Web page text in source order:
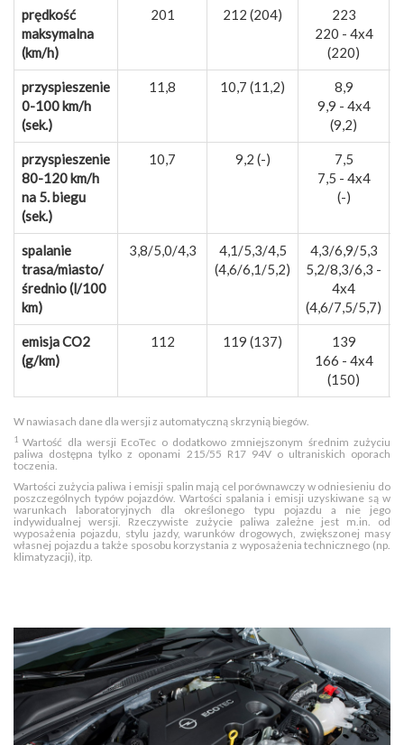
prędkość
maksymalna
(km/h)
201 212 (204)
223
220 - 4x4
(220)
przyspieszenie
0-100 km/h
(sek.)
11,8 10,7 (11,2)
8,9
9,9 - 4x4
(9,2)
przyspieszenie
80-120 km/h
na 5. biegu
(sek.)
10,7 9,2 (-)
7,5
7,5 - 4x4
(-)
spalanie
trasa/miasto/
średnio (l/100
km)
3,8/5,0/4,3
4,1/5,3/4,5
(4,6/6,1/5,2)
4,3/6,9/5,3
5,2/8,3/6,3 -
4x4
(4,6/7,5/5,7)
emisja CO2
(g/km)
112 119 (137)
139
166 - 4x4
(150)
W nawiasach dane dla wersji z automatyczną skrzynią biegów.
1 Wartość dla wersji EcoTec o dodatkowo zmniejszonym średnim zużyciu
paliwa dostępna tylko z oponami 215/55 R17 94V o ultraniskich oporach
toczenia.
Wartości zużycia paliwa i emisji spalin mają cel porównawczy w odniesieniu do
poszczególnych typów pojazdów. Wartości spalania i emisji uzyskiwane są w
warunkach laboratoryjnych dla określonego typu pojazdu a nie jego
indywidualnej wersji. Rzeczywiste zużycie paliwa zależne jest m.in. od
wyposażenia pojazdu, stylu jazdy, warunków drogowych, zwiększonej masy
własnej pojazdu a także sposobu korzystania z wyposażenia technicznego (np.
klimatyzacji), itp.